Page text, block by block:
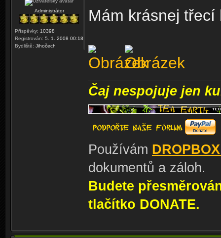
Administrátor
Příspěvky: 10398
Registrován: 5. 1. 2008 00:18
Bydliště: Jihočech
Mám krásnej
Čaj nespojuje jen
Používám
dokumentů a záloh.
Budete
tlačítko DONATE.